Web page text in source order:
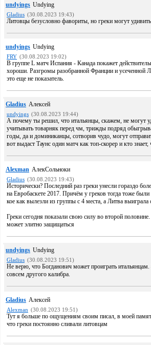
undyings Undying
Gladius (30.08.2023 19:43)
Литовцы безусловно фавориты, но греки могут
undyings Undying
FRY (30.08.2023 19:02)
В группе L матч Испания - Канада покажет
хороши. Разгромы разобранной Франции и усеченной
это еще не показатель.
Gladius Алексей
undyings (30.08.2023 19:44)
А почему ты решил, что итальянцы, скажем, не могут
учитывать товарняк перед чм, трижды подряд
годы, да и доминиканцы, сотворив чудо, могут
вот выдаст Таунс один матч как топ-скорер и кто знает,
Alexman АлекСольноки
Gladius (30.08.2023 19:43)
Исторически? Последний раз греки унесли гораздо
на Евробаскете 2017. Причём у греков тогда тоже
кое как вылезли из группы с 4 места, а Литва выиграла
Греки сегодня показали свою силу во второй
может элитно защищаться
undyings Undying
Gladius (30.08.2023 19:51)
Не верю, что Богданович может проиграть
совсем другого калибра.
Gladius Алексей
Alexman (30.08.2023 19:51)
Тут я больше по ощущениям своим писал, в моей
что греки постоянно сливали литовцам